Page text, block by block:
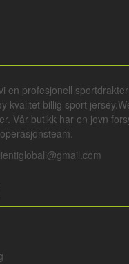
en profesjonell sportdrakter
kvalitet billig sport
Vår butikk har en jevn